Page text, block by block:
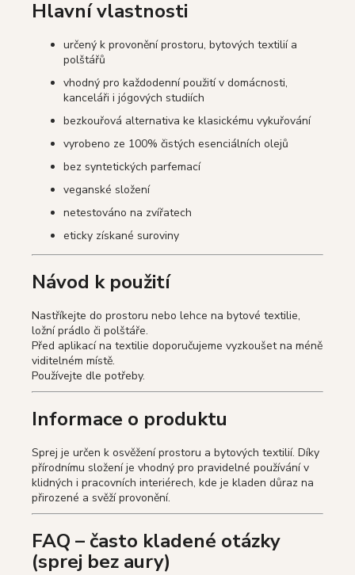
Hlavní vlastnosti
určený k provonění prostoru, bytových textilií a
polštářů
vhodný pro každodenní použití v domácnosti,
kanceláři i jógových studiích
bezkouřová alternativa ke klasickému vykuřování
vyrobeno ze 100% čistých esenciálních olejů
bez syntetických parfemací
veganské složení
netestováno na zvířatech
eticky získané suroviny
Návod k použití
Nastříkejte do prostoru nebo lehce na bytové textilie,
ložní prádlo či polštáře.
Před aplikací na textilie doporučujeme vyzkoušet na méně
viditelném místě.
Používejte dle potřeby.
Informace o produktu
Sprej je určen k osvěžení prostoru a bytových textilií. Díky
přírodnímu složení je vhodný pro pravidelné používání v
klidných i pracovních interiérech, kde je kladen důraz na
přirozené a svěží provonění.
FAQ – často kladené otázky
(sprej bez aury)